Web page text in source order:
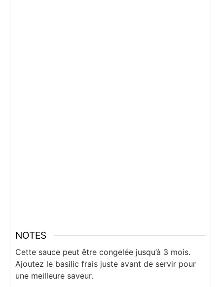
NOTES
Cette sauce peut être congelée jusqu’à 3 mois.
Ajoutez le basilic frais juste avant de servir pour
une meilleure saveur.